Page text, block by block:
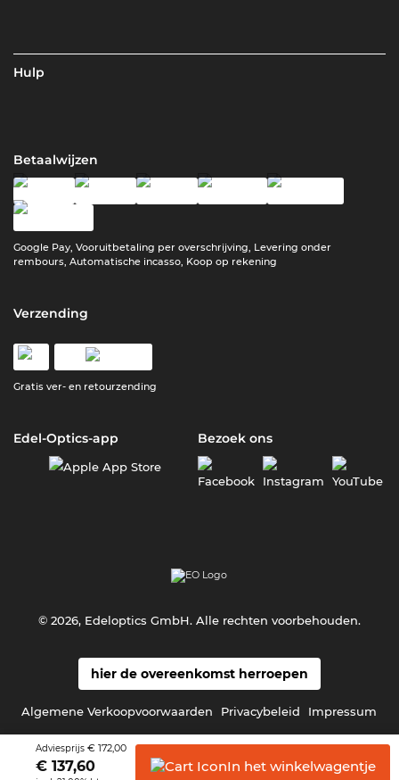
Adviesprijs € 172,00
€ 137,60 In hetwinkelwagentje
Hulp
Betaalwijzen
Google Pay, Vooruitbetaling per overschrijving, Levering onder
rembours, Automatische incasso, Koop op rekening
Verzending
Gratis ver- en retourzending
Edel-Optics-app Bezoek ons
hier de overeenkomst herroepen
Algemene Verkoopvoorwaarden Privacybeleid Impressum
© 2026, Edeloptics GmbH. Alle rechten voorbehouden.